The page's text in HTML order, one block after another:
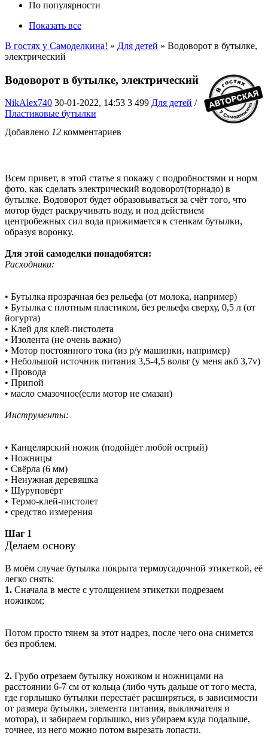
По популярности
Показать все
В гостях у Самоделкина! » Для детей » Водоворот в бутылке,
электрический
Водоворот в бутылке, электрический
NikAlex740 30-01-2022, 14:53 3 499 Для детей /
Пластиковые бутылки
Добавлено 12 комментариев
Всем привет, в этой статье я покажу с подробностями и норм
фото, как сделать электрический водоворот(торнадо) в
бутылке. Водоворот будет образовываться за счёт того, что
мотор будет раскручивать воду, и под действием
центробежных сил вода прижимается к стенкам бутылки,
образуя воронку.
Для этой самоделки понадобятся:
Расходники:
• Бутылка прозрачная без рельефа (от молока, например)
• Бутылка с плотным пластиком, без рельефа сверху, 0,5 л (от
йогурта)
• Клей для клей-пистолета
• Изолента (не очень важно)
• Мотор постоянного тока (из р/у машинки, например)
• Небольшой источник питания 3,5-4,5 вольт (у меня акб 3,7v)
• Провода
• Припой
• масло смазочное(если мотор не смазан)
Инструменты:
• Канцелярский ножик (подойдёт любой острый)
• Ножницы
• Свёрла (6 мм)
• Ненужная деревяшка
• Шуруповёрт
• Термо-клей-пистолет
• средство измерения
Шаг 1
Делаем основу
В моём случае бутылка покрыта термоусадочной этикеткой, её
легко снять:
1. Сначала в месте с утолщением этикетки подрезаем
ножиком;
Потом просто тянем за этот надрез, после чего она снимется
без проблем.
2. Грубо отрезаем бутылку ножиком и ножницами на
расстоянии 6-7 см от кольца (либо чуть дальше от того места,
где горлышко бутылки перестаёт расширяться, в зависимости
от размера бутылки, элемента питания, выключателя и
мотора), и забираем горлышко, низ убираем куда подальше,
точнее, из него можно потом вырезать лопасти.